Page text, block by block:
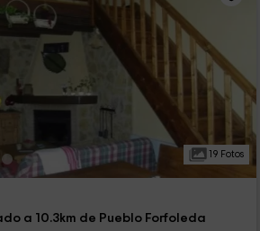
19 Fotos
a 10.3km de Pueblo Forfoleda